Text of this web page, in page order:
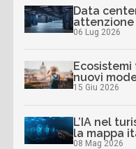
Data
06 Lug 2026
nuovi
15 Giu 2026
L’IA nel
la mappa
08 Mag 2026